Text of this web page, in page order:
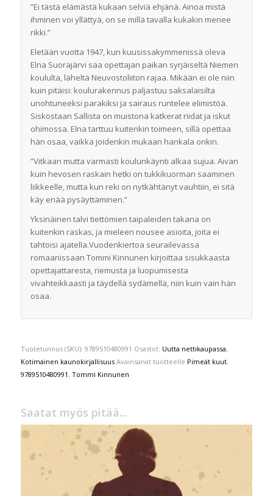
”Ei tästä elämästä kukaan selviä ehjänä. Ainoa mistä
ihminen voi yllättyä, on se millä tavalla kukakin menee
rikki.”
Eletään vuotta 1947, kun kuusissakymmenissä oleva
Elna Suorajärvi saa opettajan paikan syrjäiseltä Niemen
koululta, läheltä Neuvostoliiton rajaa. Mikään ei ole niin
kuin pitäisi: koulurakennus paljastuu saksalaisilta
unohtuneeksi parakiksi ja sairaus runtelee elimistöä.
Siskostaan Sallista on muistona katkerat riidat ja iskut
ohimossa. Elna tarttuu kuitenkin toimeen, sillä opettaa
hän osaa, vaikka joidenkin mukaan hankala onkin.
”Vitkaan mutta varmasti koulunkäynti alkaa sujua. Aivan
kuin hevosen raskain hetki on tukkikuorman saaminen
liikkeelle, mutta kun reki on nytkähtänyt vauhtiin, ei sitä
käy enää pysäyttäminen.”
Yksinäinen talvi tiettömien taipaleiden takana on
kuitenkin raskas, ja mieleen nousee asioita, joita ei
tahtoisi ajatella.Vuodenkiertoa seurailevassa
romaanissaan Tommi Kinnunen kirjoittaa sisukkaasta
opettajattaresta, riemusta ja luopumisesta
vivahteikkaasti ja täydellä sydämellä, niin kuin vain hän
osaa.
Tuotetunnus (SKU): 9789510480991 Osastot: Uutta nettikaupassa,
Kotimainen kaunokirjallisuus Avainsanat tuotteelle Pimeät kuut,
9789510480991 , Tommi Kinnunen
Saatat myös pitää...